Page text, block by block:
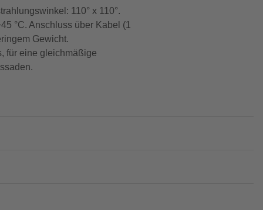
110° x 110°.
°C. Anschluss über Kabel (1
Gewicht.
für eine gleichmäßige